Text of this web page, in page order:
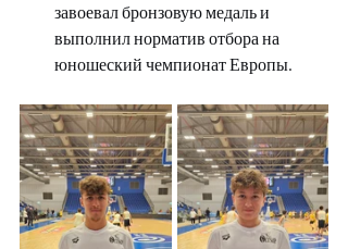
завоевал бронзовую медаль и
выполнил норматив отбора на
юношеский чемпионат Европы.